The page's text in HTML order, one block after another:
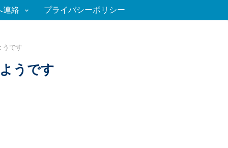
連絡 プライバシーポリシー
うです
うです